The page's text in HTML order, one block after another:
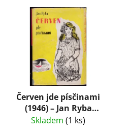
Červen jde písčinami
(1946) – Jan Ryba
(ilustrace Josef Istler)
Skladem (1 ks)